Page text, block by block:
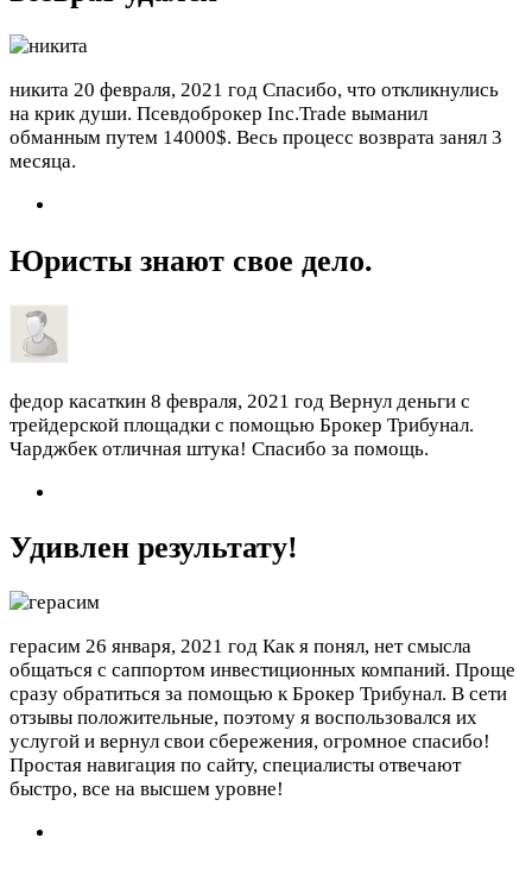
никита 20 февраля, 2021 год Спасибо, что откликнулись
на крик души. Псевдоброкер Inc.Trade выманил
обманным путем 14000$. Весь процесс возврата занял 3
месяца.
Юристы знают свое дело.
федор касаткин 8 февраля, 2021 год Вернул деньги с
трейдерской площадки с помощью Брокер Трибунал.
Чарджбек отличная штука! Спасибо за помощь.
Удивлен результату!
герасим 26 января, 2021 год Как я понял, нет смысла
общаться с саппортом инвестиционных компаний. Проще
сразу обратиться за помощью к Брокер Трибунал. В сети
отзывы положительные, поэтому я воспользовался их
услугой и вернул свои сбережения, огромное спасибо!
Простая навигация по сайту, специалисты отвечают
быстро, все на высшем уровне!